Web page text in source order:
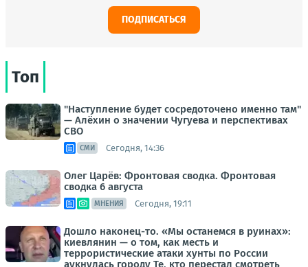
ПОДПИСАТЬСЯ
Топ
"Наступление будет сосредоточено именно там"
— Алёхин о значении Чугуева и перспективах
СВО
СМИ Сегодня, 14:36
Олег Царёв: Фронтовая сводка. Фронтовая
сводка 6 августа
МНЕНИЯ Сегодня, 19:11
Дошло наконец-то. «Мы останемся в руинах»:
киевлянин — о том, как месть и
террористические атаки хунты по России
аукнулась городу Те, кто перестал смотреть